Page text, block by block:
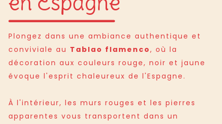
Plongez dans une ambiance authentique et
conviviale au Tablao flamenco, où la
décoration aux couleurs rouge, noir et jaune
évoque l'esprit chaleureux de l'Espagne.
À l'intérieur, les murs rouges et les pierres
apparentes vous transportent dans un